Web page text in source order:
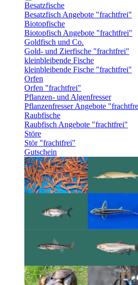
Besatzfische
Besatzfisch Angebote "frachtfrei"
Biotopfische
Biotopfisch Angebote "frachtfrei"
Goldfisch und Co.
Gold- und Zierfische "frachtfrei"
kleinbleibende Fische
kleinbleibende Fische "frachtfrei"
Orfen
Orfen "frachtfrei"
Pflanzen- und Algenfresser
Pflanzenfresser Angebote
Raubfische
Raubfisch Angebote "frachtfrei"
Störe
Stör "frachtfrei"
Gutschein